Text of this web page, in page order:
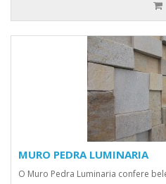
MURO PEDRA LUMINARIA
O Muro Pedra Luminaria confere